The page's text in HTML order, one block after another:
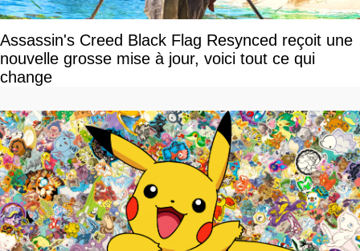
Assassin's Creed Black Flag Resynced reçoit une
nouvelle grosse mise à jour, voici tout ce qui
change